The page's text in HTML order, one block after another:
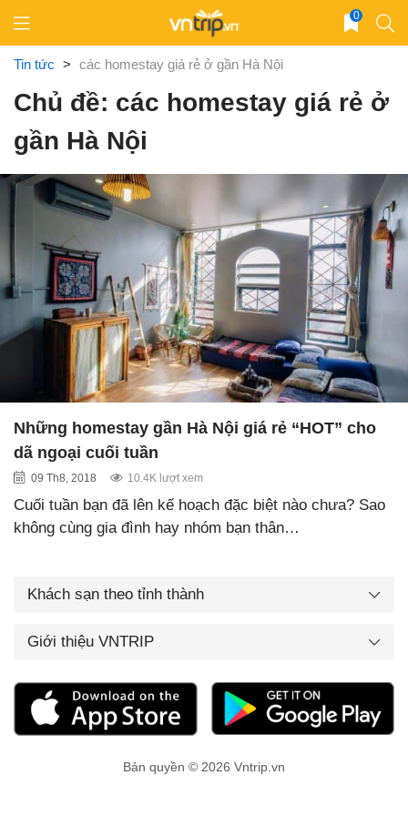
content
0
Tin tức > các homestay giá rẻ ở gần Hà Nội
Chủ đề: các homestay giá rẻ ở
gần Hà Nội
Những homestay gần Hà Nội giá rẻ “HOT” cho
dã ngoại cuối tuần
09 Th8, 2018 10.4K lượt xem
Cuối tuần bạn đã lên kế hoạch đặc biệt nào chưa? Sao
không cùng gia đình hay nhóm bạn thân…
Khách sạn theo tỉnh thành
Giới thiệu VNTRIP
Bản quyền © 2026 Vntrip.vn